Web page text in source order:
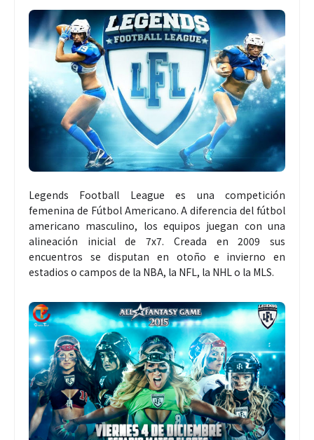
Legends Football League es una competición
femenina de Fútbol Americano. A diferencia del fútbol
americano masculino, los equipos juegan con una
alineación inicial de 7x7. Creada en 2009 sus
encuentros se disputan en otoño e invierno en
estadios o campos de la NBA, la NFL, la NHL o la MLS.